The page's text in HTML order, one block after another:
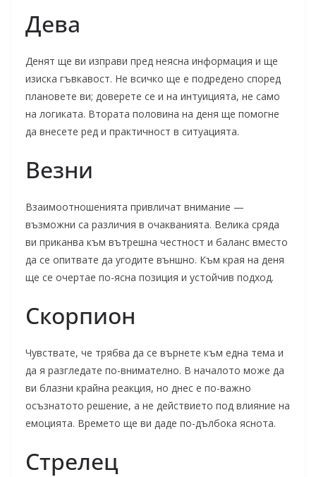
Дева
Денят ще ви изправи пред неясна информация и ще
изиска гъвкавост. Не всичко ще е подредено според
плановете ви; доверете се и на интуицията, не само
на логиката. Втората половина на деня ще помогне
да внесете ред и практичност в ситуацията.
Везни
Взаимоотношенията привличат внимание —
възможни са различия в очакванията. Велика сряда
ви приканва към вътрешна честност и баланс вместо
да се опитвате да угодите външно. Към края на деня
ще се очертае по-ясна позиция и устойчив подход.
Скорпион
Чувствате, че трябва да се върнете към една тема и
да я разгледате по-внимателно. В началото може да
ви блазни крайна реакция, но днес е по-важно
осъзнатото решение, а не действието под влияние на
емоцията. Времето ще ви даде по-дълбока яснота.
Стрелец